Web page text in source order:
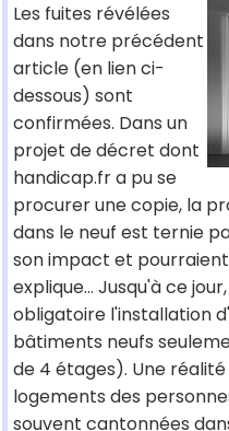
Les fuites révélées
dans notre précédent
article (en lien ci-
dessous) sont
confirmées. Dans un
projet de décret dont
handicap.fr a pu se
procurer une copie, la
dans le neuf est ternie
son impact et
explique… Jusqu'à ce
obligatoire l'installation
bâtiments neufs
de 4 étages). Une
logements des
souvent cantonnées